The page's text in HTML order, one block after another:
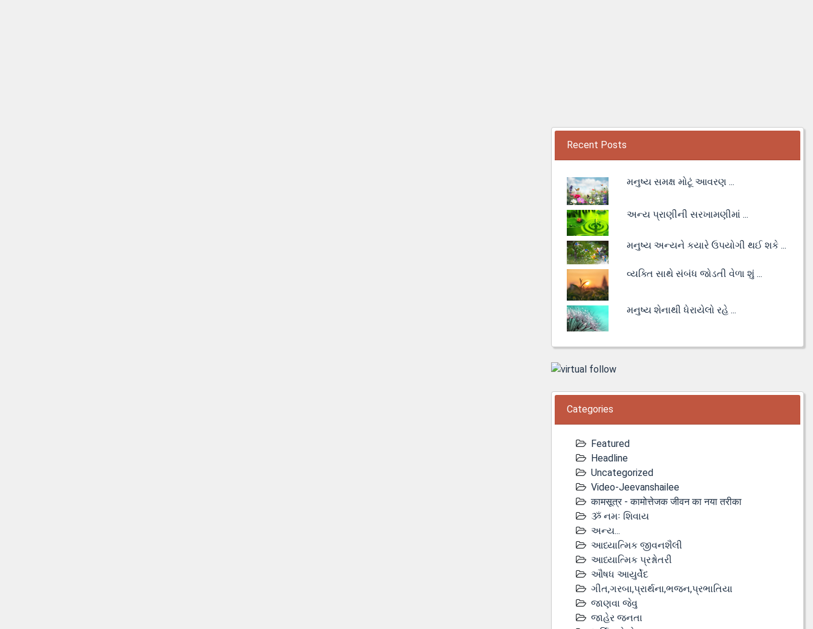
Recent Posts
મનુષ્ય સમક્ષ મોટૂં આવરણ ...
અન્ય પ્રાણીની સરખામણીમાં ...
મનુષ્ય અન્યને કયારે ઉપયોગી થઈ શકે ...
વ્યક્તિ સાથે સંબંધ જોડતી વેળા શું ...
મનુષ્ય શેનાથી ધેરાયેલો રહે ...
Categories
Featured
Headline
Uncategorized
Video-Jeevanshailee
कामसूत्र - कामोत्तेजक जीवन का नया तरीका
ૐ નમઃ શિવાય
અન્ય...
આધ્યાત્મિક જીવનશૈલી
આધ્યાત્મિક પ્રશ્નોતરી
ઔષધ આયુર્વેદ
ગીત,ગરબા,પ્રાર્થના,ભજન,પ્રભાતિયા
જાણવા જેવુ
જાહેર જનતા